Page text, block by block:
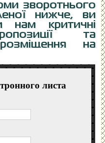
зворотнього
нижче, ви
нам критичні
та
на